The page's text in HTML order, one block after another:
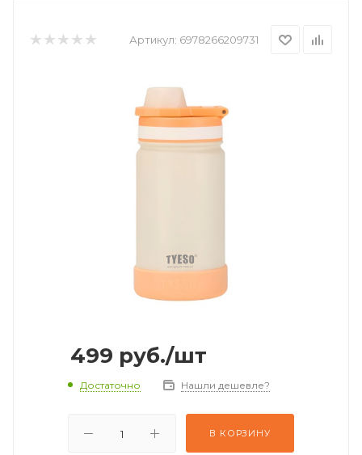
Артикул: 6978266209731
499 руб./шт
Достаточно Нашли дешевле?
В КОРЗИНУ